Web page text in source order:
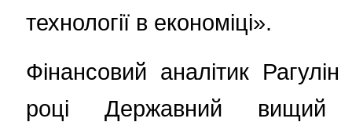
технології в економіці».
Фінансовий аналітик
році Державний вищий